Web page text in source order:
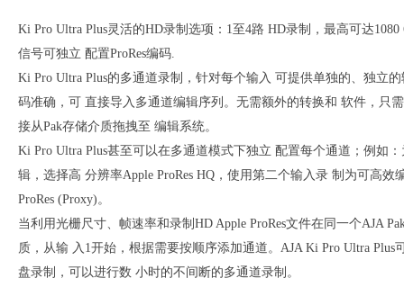
Ki Pro Ultra Plus灵活的HD录制选项：1至4路 HD录制，最高可达1080
信号可独立 配置ProRes编码.
Ki Pro Ultra Plus的多通道录制，针对每个输入 可提供单独的、独立
码准确，可 直接导入多通道编辑序列。无需额外的转换和 软件，只
接从Pak存储介质拖拽至 编辑系统。
Ki Pro Ultra Plus甚至可以在多通道模式下独立 配置每个通道；例如
辑，选择高 分辨率Apple ProRes HQ，使用第二个输入录 制为可高效
ProRes (Proxy)。
当利用光栅尺寸、帧速率和录制HD Apple ProRes文件在同一个AJA
质，从输 入1开始，根据需要按顺序添加通道。AJA Ki Pro Ultra Plus
盘录制，可以进行数 小时的不间断的多通道录制。